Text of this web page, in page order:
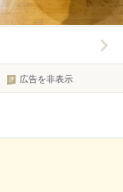
広告を非表示